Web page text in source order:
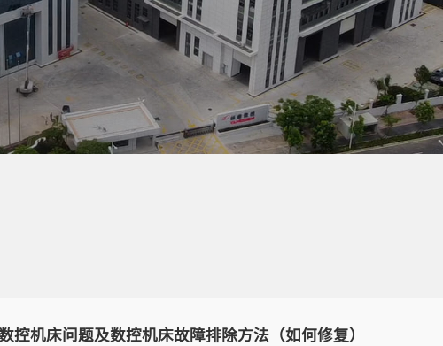
控机床问题及数控机床故障排除方法（如何修复）